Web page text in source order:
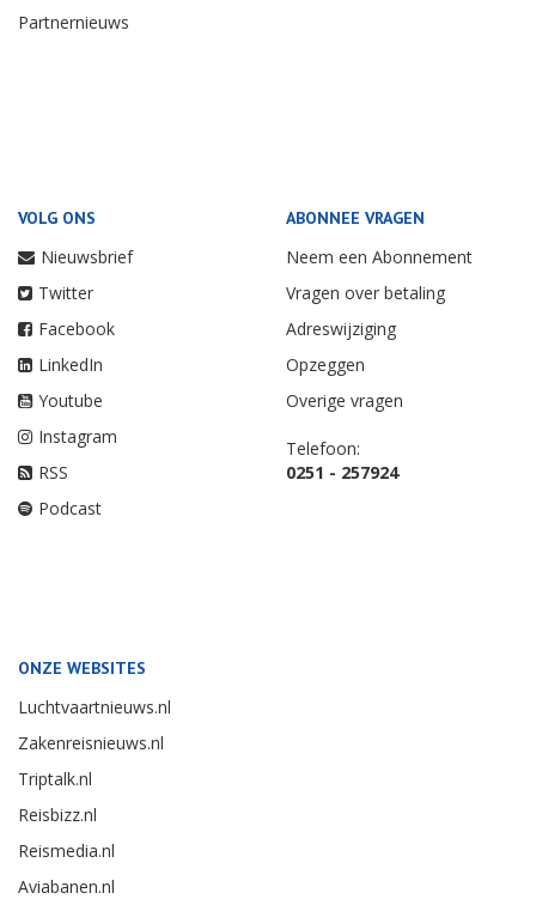
Partnernieuws
VOLG ONS
Nieuwsbrief
Twitter
Facebook
LinkedIn
Youtube
Instagram
RSS
Podcast
ABONNEE VRAGEN
Neem een Abonnement
Vragen over betaling
Adreswijziging
Opzeggen
Overige vragen
Telefoon:
0251 - 257924
ONZE WEBSITES
Luchtvaartnieuws.nl
Zakenreisnieuws.nl
Triptalk.nl
Reisbizz.nl
Reismedia.nl
Aviabanen.nl